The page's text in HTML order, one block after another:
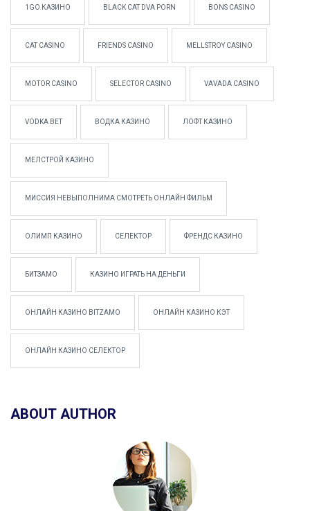
1GO КАЗИНО BLACK CAT DVA PORN BONS CASINO
CAT CASINO FRIENDS CASINO MELLSTROY CASINO
MOTOR CASINO SELECTOR CASINO VAVADA CASINO
VODKA BET ВОДКА КАЗИНО ЛОФТ КАЗИНО
МЕЛСТРОЙ КАЗИНО
МИССИЯ НЕВЫПОЛНИМА СМОТРЕТЬ ОНЛАЙН ФИЛЬМ
ОЛИМП КАЗИНО СЕЛЕКТОР ФРЕНДС КАЗИНО
БИТЗАМО КАЗИНО ИГРАТЬ НА ДЕНЬГИ
ОНЛАЙН КАЗИНО BITZAMO ОНЛАЙН КАЗИНО КЭТ
ОНЛАЙН КАЗИНО СЕЛЕКТОР
ABOUT AUTHOR